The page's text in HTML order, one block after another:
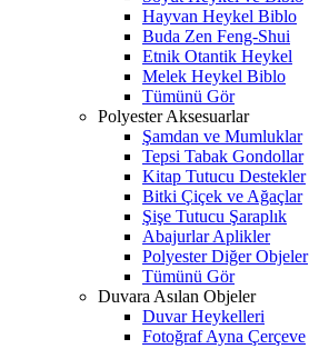
Hayvan Heykel Biblo
Buda Zen Feng-Shui
Etnik Otantik Heykel
Melek Heykel Biblo
Tümünü Gör
Polyester Aksesuarlar
Şamdan ve Mumluklar
Tepsi Tabak Gondollar
Kitap Tutucu Destekler
Bitki Çiçek ve Ağaçlar
Şişe Tutucu Şaraplık
Abajurlar Aplikler
Polyester Diğer Objeler
Tümünü Gör
Duvara Asılan Objeler
Duvar Heykelleri
Fotoğraf Ayna Çerçeve